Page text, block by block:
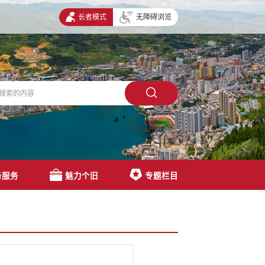
长者模式 无障碍浏览
务 魅力个旧 专题栏目